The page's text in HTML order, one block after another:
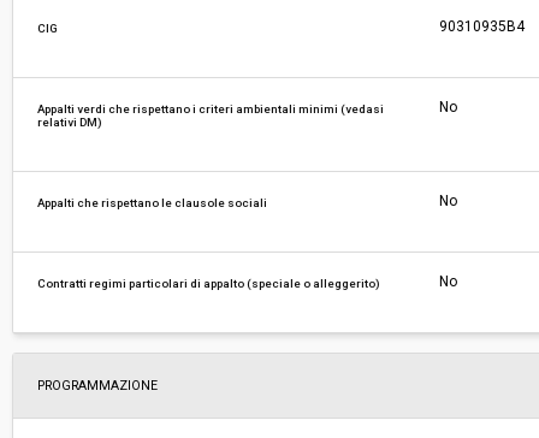
CIG 90310935B4
Appalti verdi che rispettano i criteri ambientali minimi (vedasi
relativi DM)
No
Appalti che rispettano le clausole sociali No
Contratti regimi particolari di appalto (speciale o alleggerito) No
PROGRAMMAZIONE